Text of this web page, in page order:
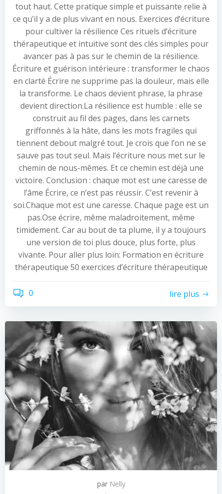
tout haut. Cette pratique simple et puissante relie à
ce qu’il y a de plus vivant en nous. Exercices d’écriture
pour cultiver la résilience Ces rituels d’écriture
thérapeutique et intuitive sont des clés simples pour
avancer pas à pas sur le chemin de la résilience.
Écriture et guérison intérieure : transformer le chaos
en clarté Écrire ne supprime pas la douleur, mais elle
la transforme. Le chaos devient phrase, la phrase
devient direction.La résilience est humble : elle se
construit au fil des pages, dans les carnets
griffonnés à la hâte, dans les mots fragiles qui
tiennent debout malgré tout. Je crois que l’on ne se
sauve pas tout seul. Mais l’écriture nous met sur le
chemin de nous-mêmes. Et ce chemin est déjà une
victoire. Conclusion : chaque mot est une caresse de
l’âme Écrire, ce n’est pas réussir. C’est revenir à
soi.Chaque mot est une caresse. Chaque page est un
pas.Ose écrire, même maladroitement, même
timidement. Car au bout de ta plume, il y a toujours
une version de toi plus douce, plus forte, plus
vivante. Pour aller plus loin: Formation en écriture
thérapeutique 50 exercices d’écriture thérapeutique
0 lire plus
par Nelly